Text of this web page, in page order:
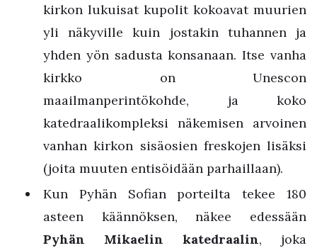
kirkon lukuisat kupolit kokoavat muurien
yli näkyville kuin jostakin tuhannen ja
yhden yön sadusta konsanaan. Itse vanha
kirkko on Unescon
maailmanperintökohde, ja koko
katedraalikompleksi näkemisen arvoinen
vanhan kirkon sisäosien freskojen lisäksi
(joita muuten entisöidään parhaillaan).
Kun Pyhän Sofian porteilta tekee 180
asteen käännöksen, näkee edessään
Pyhän Mikaelin katedraalin, joka